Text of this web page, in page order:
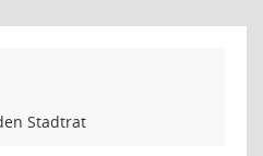
Stadtrat